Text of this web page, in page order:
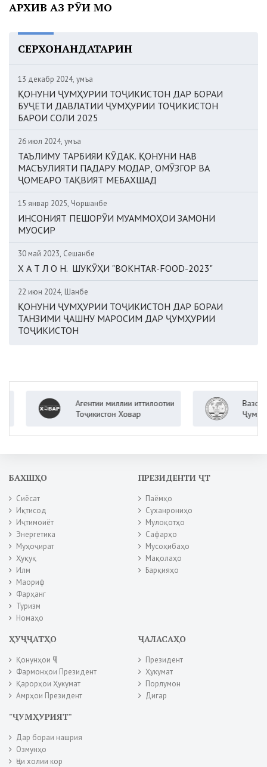
АРХИВ АЗ РӮИ МОҲ
СЕРХОНАНДАТАРИН
13 декабр 2024, Ҷумъа
ҚОНУНИ ҶУМҲУРИИ ТОҶИКИСТОН ДАР БОРАИ
БУҶЕТИ ДАВЛАТИИ ҶУМҲУРИИ ТОҶИКИСТОН
БАРОИ СОЛИ 2025
26 июл 2024, Ҷумъа
ТАЪЛИМУ ТАРБИЯИ КӮДАК. ҚОНУНИ НАВ
МАСЪУЛИЯТИ ПАДАРУ МОДАР, ОМӮЗГОР ВА
ҶОМЕАРО ТАҚВИЯТ МЕБАХШАД
15 январ 2025, Чоршанбе
ИНСОНИЯТ ПЕШОРӮИ МУАММОҲОИ ЗАМОНИ
МУОСИР
30 май 2023, Сешанбе
Х А Т Л О Н. ШУКӮҲИ "BOKHTAR-FOOD-2023"
22 июн 2024, Шанбе
ҚОНУНИ ҶУМҲУРИИ ТОҶИКИСТОН ДАР БОРАИ
ТАНЗИМИ ҶАШНУ МАРОСИМ ДАР ҶУМҲУРИИ
ТОҶИКИСТОН
Агентии миллии иттилоотии
Тоҷикистон Ховар
Вазорати
Ҷумҳурии
БАХШҲО
Сиёсат
Иқтисод
Иҷтимоиёт
Энергетика
Муҳоҷират
Ҳуқуқ
Илм
Маориф
Фарҳанг
Туризм
Номаҳо
ПРЕЗИДЕНТИ ҶТ
Паёмҳо
Суханрониҳо
Мулоқотҳо
Сафарҳо
Мусоҳибаҳо
Мақолаҳо
Барқияҳо
ҲУҶҶАТҲО
Қонунҳои ҶТ
Фармонҳои Президент
Қарорҳои Ҳукумат
Амрҳои Президент
ҶАЛАСАҲО
Президент
Ҳукумат
Порлумон
Дигар
"ҶУМҲУРИЯТ"
Дар бораи нашрия
Озмунҳо
Ҷои холии кор